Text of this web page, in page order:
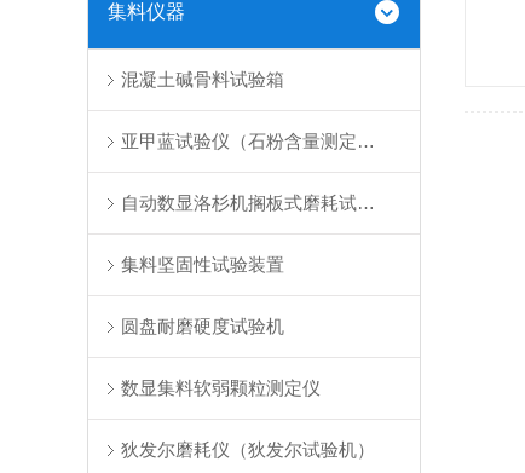
集料仪器
混凝土碱骨料试验箱
亚甲蓝试验仪（石粉含量测定仪）
自动数显洛杉机搁板式磨耗试验机
集料坚固性试验装置
圆盘耐磨硬度试验机
数显集料软弱颗粒测定仪
狄发尔磨耗仪（狄发尔试验机）